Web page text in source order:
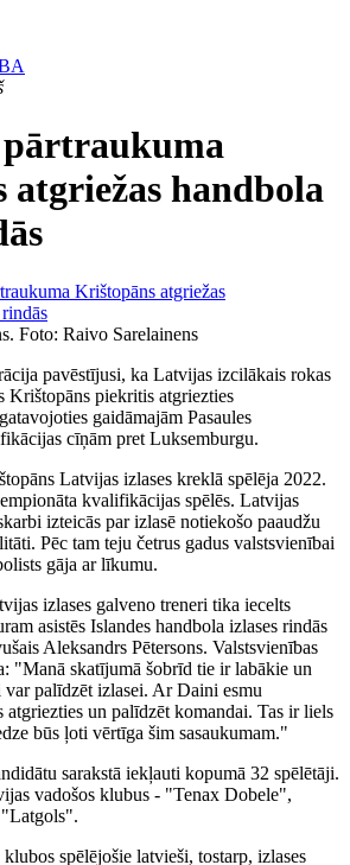
pārtraukuma
atgriežas handbola
Foto: Raivo Sarelainens
pavēstījusi, ka Latvijas izcilākais rokas
Krištopāns piekritis atgriezties
gaidāmajām Pasaules
cīņām pret Luksemburgu.
Latvijas izlases kreklā spēlēja 2022.
kvalifikācijas spēlēs. Latvijas
izteicās par izlasē notiekošo paaudžu
Pēc tam teju četrus gadus valstsvienībai
gāja ar līkumu.
izlases galveno treneri tika iecelts
asistēs Islandes handbola izlases rindās
Aleksandrs Pētersons. Valstsvienības
"Manā skatījumā šobrīd tie ir labākie un
palīdzēt izlasei. Ar Daini esmu
atgriezties un palīdzēt komandai. Tas ir liels
būs ļoti vērtīga šim sasaukumam."
sarakstā iekļauti kopumā 32 spēlētāji.
vadošos klubus - "Tenax Dobele",
spēlējošie latvieši, tostarp, izlases